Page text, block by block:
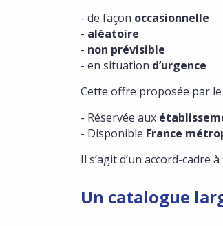
- de façon occasionnelle
- aléatoire
- non prévisible
- en situation d’urgence
Cette offre proposée par le
- Réservée aux
- Disponible France
Il s’agit d’un accord-cadre
Un catalogue